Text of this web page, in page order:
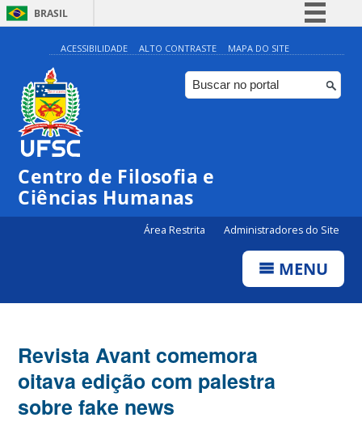
BRASIL
Simplifique!
Comunica BR
Participe
ACESSIBILIDADE ALTO CONTRASTE MAPA DO SITE
Centro de Filosofia e
Ciências Humanas
Área Restrita Administradores do Site
MENU
Revista Avant comemora
oitava edição com palestra
sobre fake news